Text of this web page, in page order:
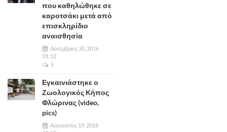
που καθηλώθηκε σε
καροτσάκι μετά από
επισκληρίδιο
αναισθησία
Δεκέμβριος 30, 2016
01:12
5
Εγκαινιάστηκε ο
Ζωολογικός Κήπος
Φλώρινας (video,
pics)
Αύγουστος 19, 2016